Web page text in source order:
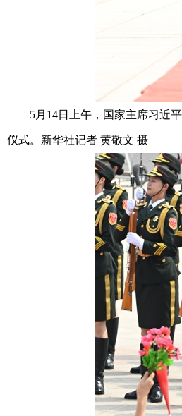
5月14日上午，国家主席习近平
仪式。新华社记者 黄敬文 摄